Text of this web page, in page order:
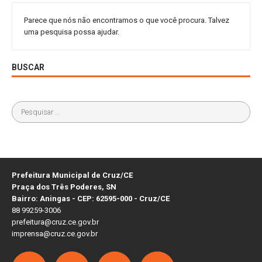
Parece que nós não encontramos o que você procura. Talvez
uma pesquisa possa ajudar.
BUSCAR
Prefeitura Municipal de Cruz/CE
Praça dos Três Poderes, SN
Bairro: Aningas - CEP: 62595-000 - Cruz/CE
88 99259-3006
prefeitura@cruz.ce.gov.br
imprensa@cruz.ce.gov.br